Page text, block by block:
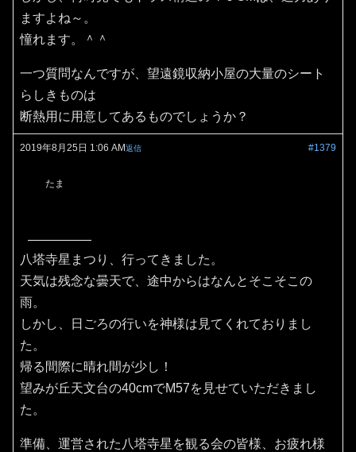
ますよね～。
憧れます。＾＾
一つ質問なんですが、望遠鏡収納小屋の大量のシート
らしきものは
断熱用に用意してあるものでしょうか？
2019年8月25日 1:06 AM #1379
返信
たま
八塔寺星まつり、行ってきました。
天気は残念な曇天で、途中からはなんとそこそこの
雨。
しかし、日ごろの行いを神様は見てくれておりまし
た。
帰る間際に晴れ間が少し！
望みが丘天文台の40cmでM57を見せていただきまし
た。
準備、運営された八塔寺星を観る会の皆様、お疲れ様